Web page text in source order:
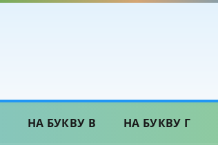
НА БУКВУ В НА БУКВУ Г